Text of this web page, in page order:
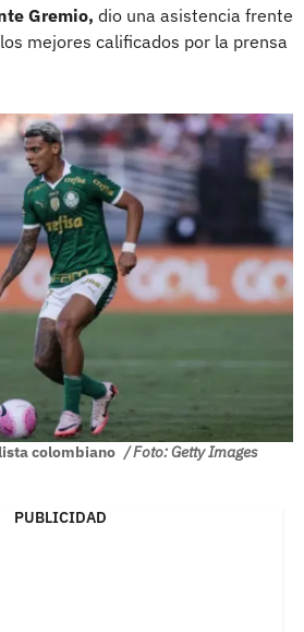
Gremio, dio una asistencia frente
mejores calificados por la prensa
colombiano / Foto: Getty Images
PUBLICIDAD